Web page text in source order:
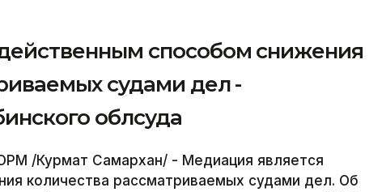
способом снижения
судами дел -
облсуда
/Курмат Самархан/ - Медиация является
количества рассматриваемых судами дел. Об